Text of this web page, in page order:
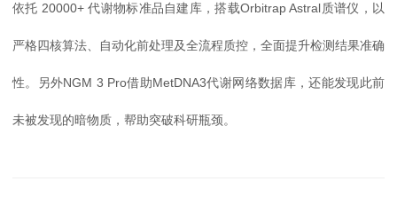
依托 20000+ 代谢物标准品自建库，搭载Orbitrap Astral质谱仪，以
严格四核算法、自动化前处理及全流程质控，全面提升检测结果准确
性。另外NGM 3 Pro借助MetDNA3代谢网络数据库，还能发现此前
未被发现的暗物质，帮助突破科研瓶颈。